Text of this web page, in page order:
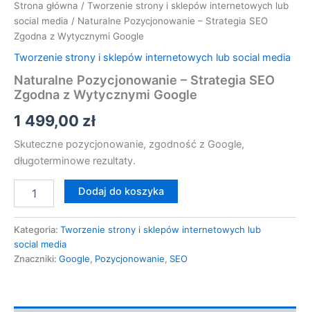
Strona główna / Tworzenie strony i sklepów internetowych lub
social media / Naturalne Pozycjonowanie – Strategia SEO
Zgodna z Wytycznymi Google
Tworzenie strony i sklepów internetowych lub social media
Naturalne Pozycjonowanie – Strategia SEO
Zgodna z Wytycznymi Google
1 499,00 zł
Skuteczne pozycjonowanie, zgodność z Google,
długoterminowe rezultaty.
Dodaj do koszyka
Kategoria: Tworzenie strony i sklepów internetowych lub
social media
Znaczniki: Google, Pozycjonowanie, SEO